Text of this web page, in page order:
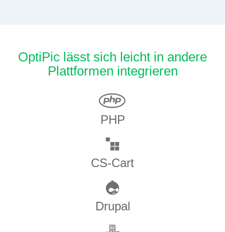
OptiPic lässt sich leicht in andere
Plattformen integrieren
PHP
CS-Cart
Drupal